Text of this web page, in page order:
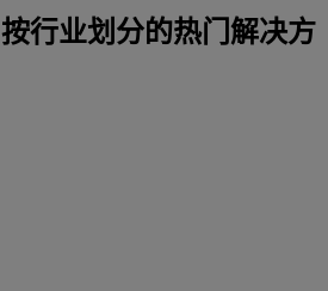
按行业划分的热门解决方